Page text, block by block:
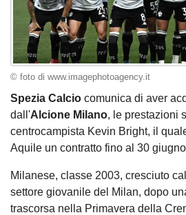
© foto di www.imagephotoagency.it
Spezia Calcio comunica di aver
dall'Alcione Milano, le prestazioni
centrocampista Kevin Bright, il
Aquile un contratto fino al 30
Milanese, classe 2003, cresciuto
settore giovanile del Milan, dopo
trascorsa nella Primavera della